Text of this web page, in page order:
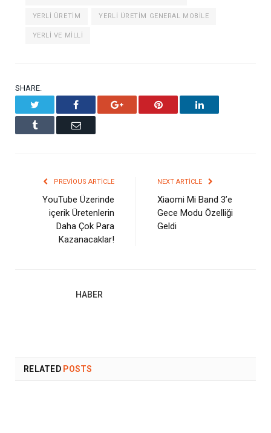
YERLI ÜRETIM YERLI ÜRETIM GENERAL MOBILE
YERLI VE MILLI
SHARE.
Facebook Google+ Pinterest LinkedIn
Tumblr Email
PREVIOUS ARTICLE
YouTube Üzerinde
içerik Üretenlerin
Daha Çok Para
Kazanacaklar!
NEXT ARTICLE
Xiaomi Mi Band 3’e
Gece Modu Özelliği
Geldi
HABER
RELATEDPOSTS